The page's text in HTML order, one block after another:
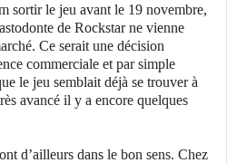
sortir le jeu avant le 19 novembre,
de Rockstar ne vienne
Ce serait une décision
commerciale et par simple
le jeu semblait déjà se trouver à
avancé il y a encore quelques
d’ailleurs dans le bon sens. Chez